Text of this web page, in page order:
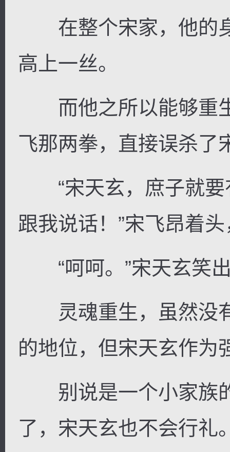
在整个宋家，他的
高上一丝。
而他之所以能够重
飞那两拳，直接误杀了
“宋天玄，庶子就要
跟我说话！”宋飞昂着
“呵呵。”宋天玄笑
灵魂重生，虽然没
的地位，但宋天玄作为
别说是一个小家族
了，宋天玄也不会行礼